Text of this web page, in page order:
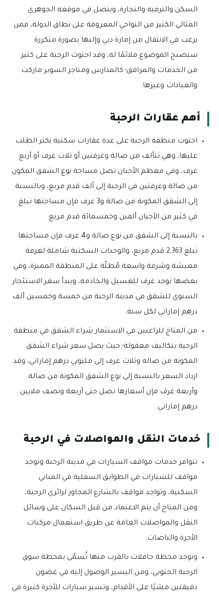
السكن والترفيه والتجارة، ويتصل في موقعه الجوهري
المثالي الكثير من النواحي المعروفة على نطاق الدولة، فمن
يرغب في الانتقال من إمارة دبي وإليها بصورة متكررة
سيصبح الموضوع ملائمًا له، وقد احتوت الرحبة على كثير
من الخدمات والمرافق؛ كالمدارس ومتاجر السوبر ماركت
والعيادات وغيرها.
أهم عقارات الرحبة
احتوت منطقة الرحبة على عدة عقارات سكنية يكثر الطلب
عليها، وهي تتألف من صالة وغرفتين أو ثلاث غرف أو أربع
غرف، وفي معظم الأحيان تصل مساحة نوع الشقق المكون
من صالة وغرفتين في الرحبة إلى ألف قدم مربع، وبالنسبة
إلى الشقق المكونة من صالة و3 غرف فإن مساحتها تبلغ
في كثير من الأحيان ألفين وخمسمائة قدم مربع.
بالنسبة إلى الشقق من نوع صالة و4 غرف فإن مساحتها
تبلغ 2,363 قدم مربع، والوحدات السكنية شاملة لغرفة
معيشة وشرفة واسعة مُطلّة على المنطقة المميزة، وفي
بعضها توجد غرف للغسيل والخادمة، ويبدأ سعر الاستئجار
السنوي للشقق في مدينة الرحبة من خمسة وخمسين ألف
درهم إماراتي لكل سنة.
من المتاح للراغبين في الاستثمار شراء الشقق في منطقة
الرحبة بتكاليف معقولة؛ حيث يصل سعر شراء الشقق
المكونة من صالة وثلاث غرف إلى مليوني درهم إماراتي، وقد
ازداد السعر بالنسبة إلى نوع الشقق المكونة من صالة
وأربعة غرف فإن أسعارها تصل حتى أربعة ونصف ملايين
درهم إماراتي.
خدمات النقل والمواصلات في الرحبة
تتوافر خدمات مواقف السيارات في مدينة الرحبة وتوجد
مواقف للسيارات في الطوابق السفلية في المباني
السكنية، وتواجد مواقف بالشارع المجاور لزائري الرحبة،
ومن المتاح أن يتم الاعتماد من قبل السكان على وسائل
النقل والمواصلات العامة عن طريق استعمال مركبات
الأجرة والباصات.
وتوجد محطة حافلات بالقرب منها تُسمّى بمحطة سوق
الرحبة الجنوبي، ومن اليسير الوصول إليه في غضون
دقيقتين مشيًا على الأقدام، وتسير سيارات للأجرة كثيرة في